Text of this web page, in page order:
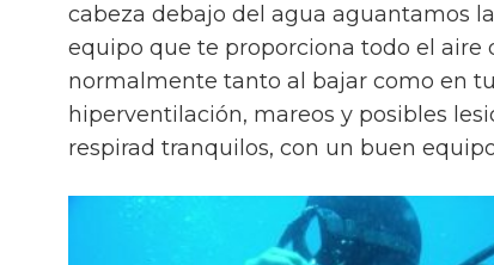
cabeza debajo del agua aguantamos
equipo que te proporciona todo el aire
normalmente tanto al bajar como en
hiperventilación, mareos y posibles
respirad tranquilos, con un buen